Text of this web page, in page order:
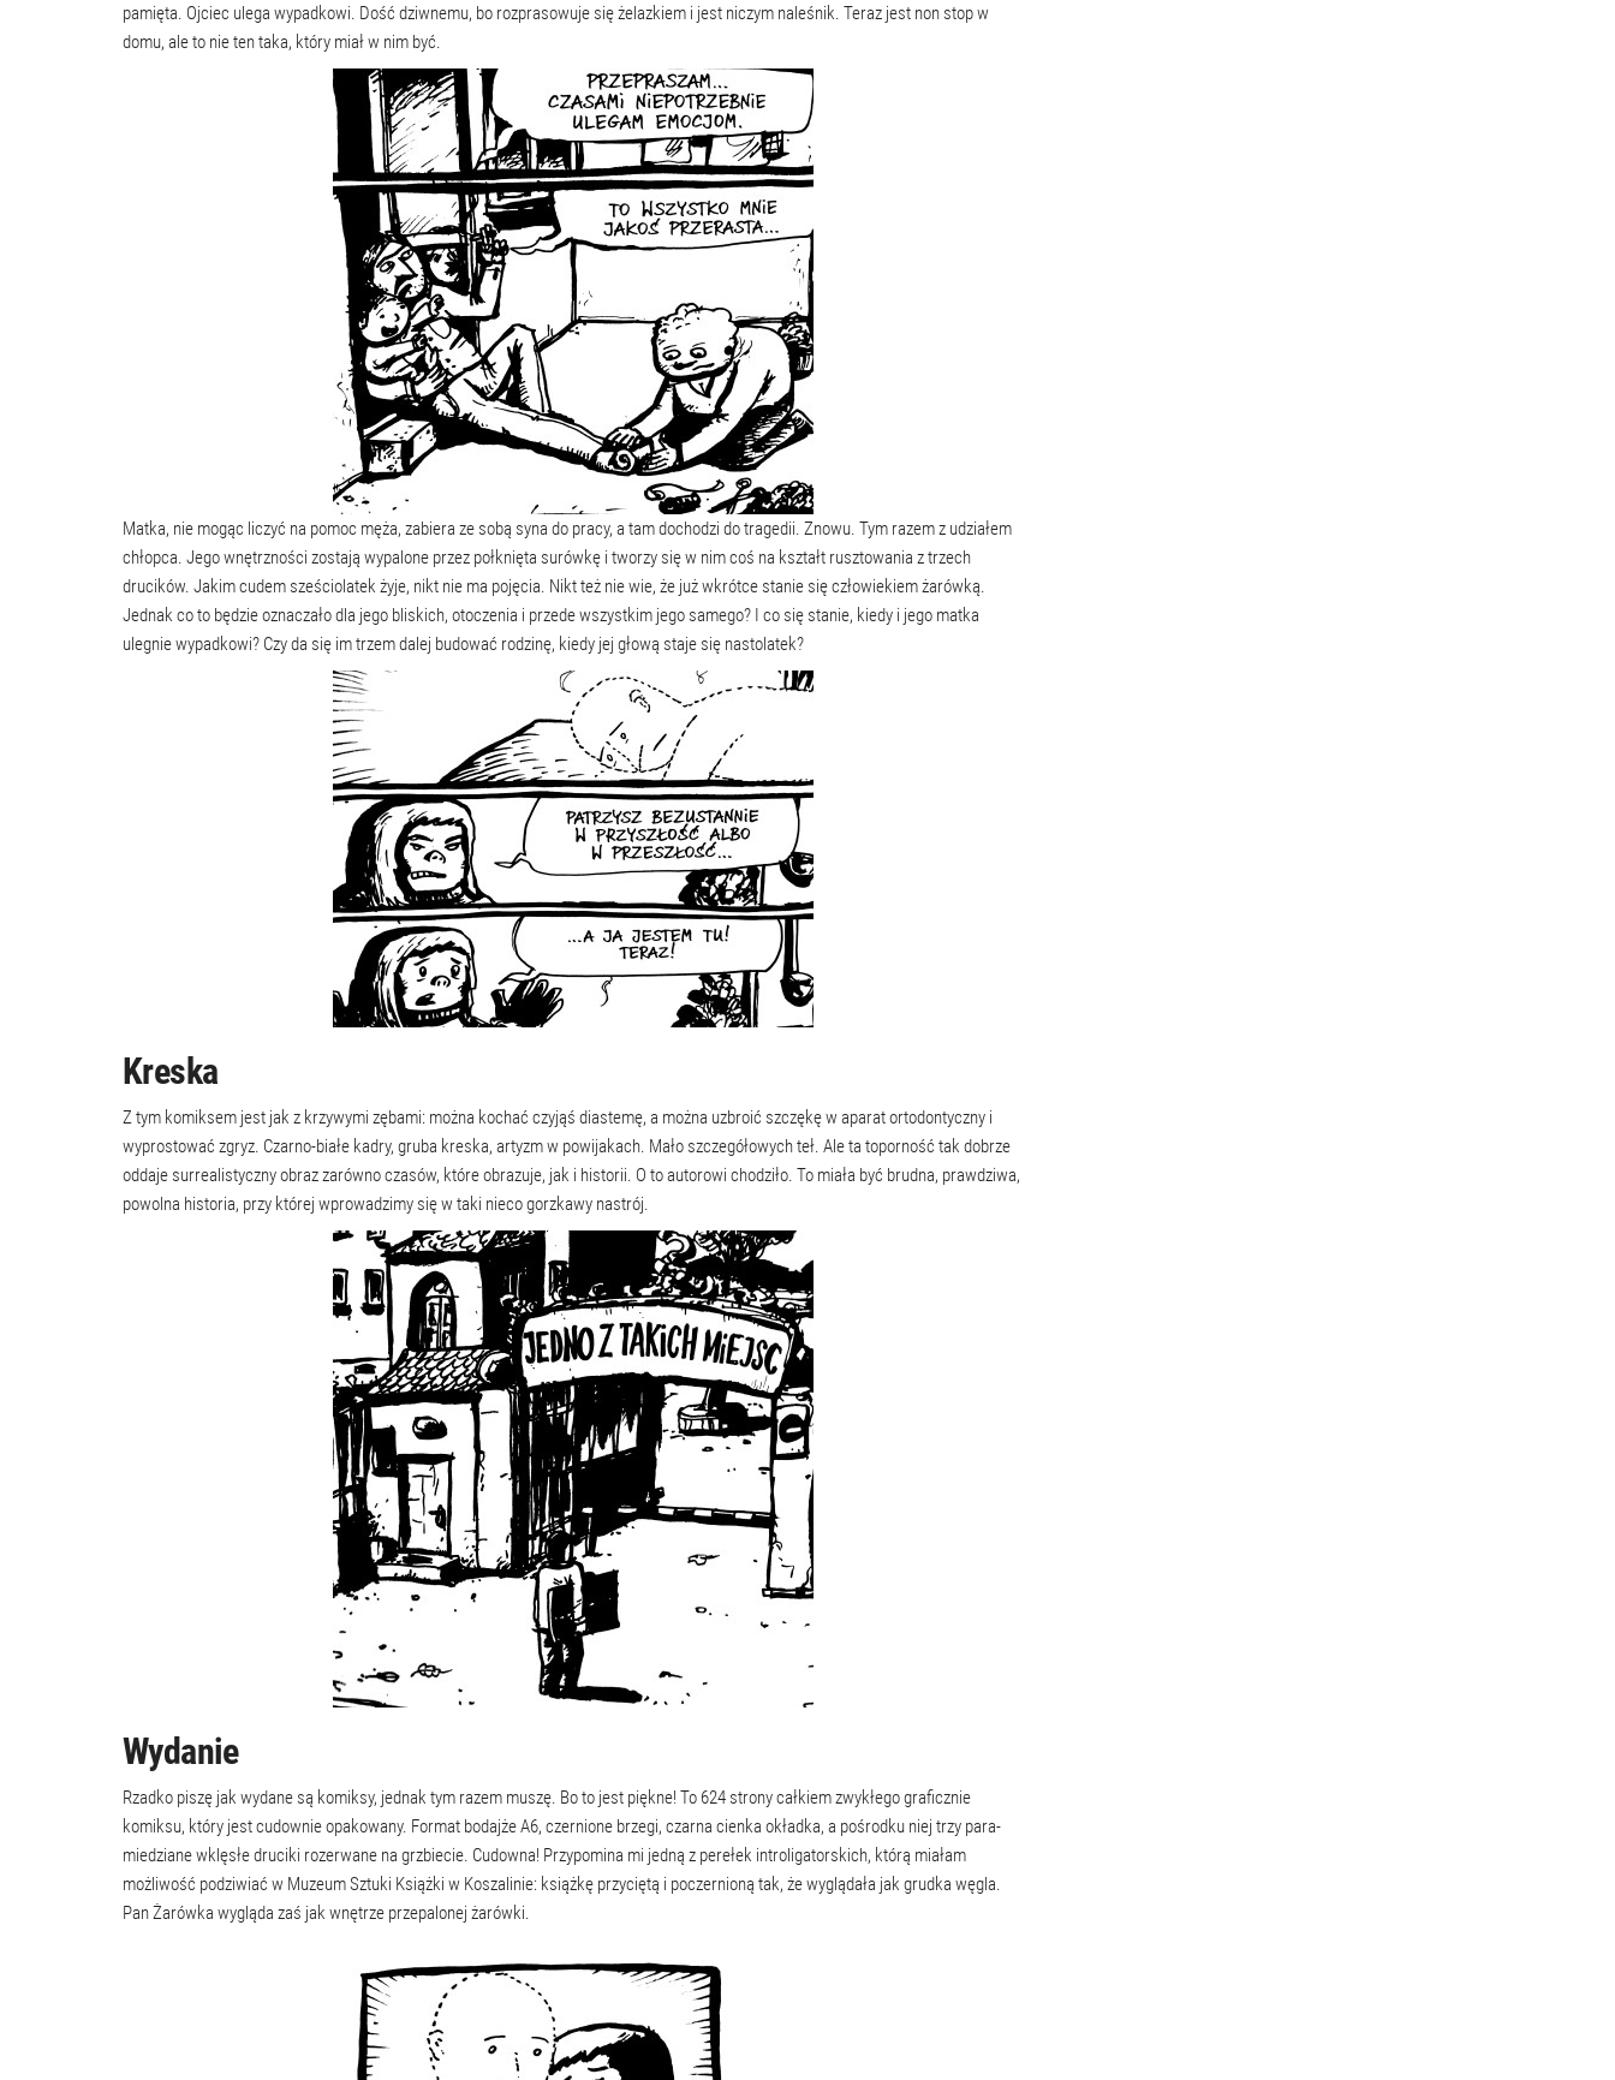
pamięta. Ojciec ulega wypadkowi. Dość dziwnemu, bo rozprasowuje się żelazkiem i jest niczym naleśnik. Teraz jest non stop w
domu, ale to nie ten taka, który miał w nim być.
Matka, nie mogąc liczyć na pomoc męża, zabiera ze sobą syna do pracy, a tam dochodzi do tragedii. Znowu. Tym razem z udziałem
chłopca. Jego wnętrzności zostają wypalone przez połknięta surówkę i tworzy się w nim coś na kształt rusztowania z trzech
drucików. Jakim cudem sześciolatek żyje, nikt nie ma pojęcia. Nikt też nie wie, że już wkrótce stanie się człowiekiem żarówką.
Jednak co to będzie oznaczało dla jego bliskich, otoczenia i przede wszystkim jego samego? I co się stanie, kiedy i jego matka
ulegnie wypadkowi? Czy da się im trzem dalej budować rodzinę, kiedy jej głową staje się nastolatek?
Kreska
Z tym komiksem jest jak z krzywymi zębami: można kochać czyjąś diastemę, a można uzbroić szczękę w aparat ortodontyczny i
wyprostować zgryz. Czarno-białe kadry, gruba kreska, artyzm w powijakach. Mało szczegółowych teł. Ale ta toporność tak dobrze
oddaje surrealistyczny obraz zarówno czasów, które obrazuje, jak i historii. O to autorowi chodziło. To miała być brudna, prawdziwa,
powolna historia, przy której wprowadzimy się w taki nieco gorzkawy nastrój.
Wydanie
Rzadko piszę jak wydane są komiksy, jednak tym razem muszę. Bo to jest piękne! To 624 strony całkiem zwykłego graficznie
komiksu, który jest cudownie opakowany. Format bodajże A6, czernione brzegi, czarna cienka okładka, a pośrodku niej trzy para-
miedziane wklęsłe druciki rozerwane na grzbiecie. Cudowna! Przypomina mi jedną z perełek introligatorskich, którą miałam
możliwość podziwiać w Muzeum Sztuki Książki w Koszalinie: książkę przyciętą i poczernioną tak, że wyglądała jak grudka węgla.
Pan Żarówka wygląda zaś jak wnętrze przepalonej żarówki.